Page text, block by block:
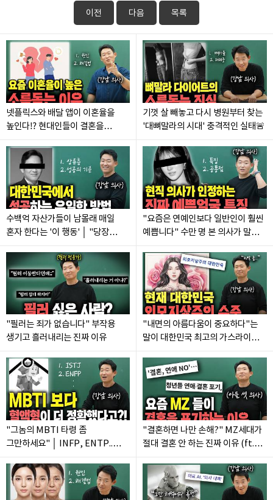
이전 다음 목록
넷플릭스와 배달 앱이 이혼율을
높인다⁉️ 현대인들이 결혼을
기껏 살 빼놓고 다시 병원부터 찾는
'대뼈말라의 시대' 충격적인 실태🚨
수백억 자산가들이 남몰래 매일
혼자 한다는 '이 행동' │ "당장
"요즘은 연예인보다 일반인이 훨씬
예쁩니다" 수만 명 본 의사가 말하는
"필러는 죄가 없습니다" 부작용
생기고 흘러내리는 진짜 이유
"내면의 아름다움이 중요하다"는
말이 대한민국 최고의 가스라이팅인
"그놈의 MBTI 타령 좀
그만하세요" │ INFP, ENTP..
"결혼하면 나만 손해?" MZ세대가
절대 결혼 안 하는 진짜 이유 (ft.